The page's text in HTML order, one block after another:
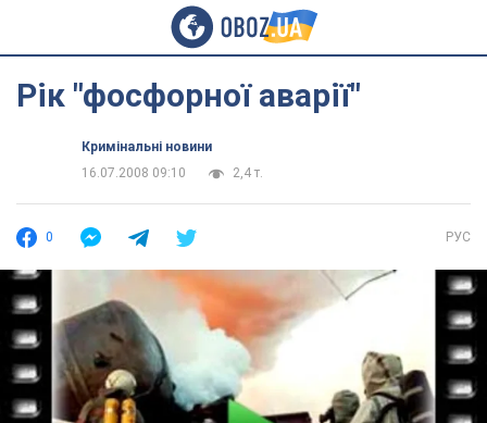
Рік "фосфорної аварії"
Кримінальні новини
16.07.2008 09:10
2,4 т.
0 РУС